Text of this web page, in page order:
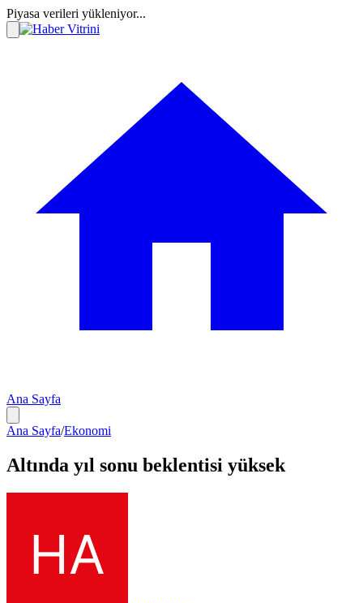
Piyasa verileri yükleniyor...
Ana Sayfa
Ana Sayfa/Ekonomi
Altında yıl sonu beklentisi yüksek